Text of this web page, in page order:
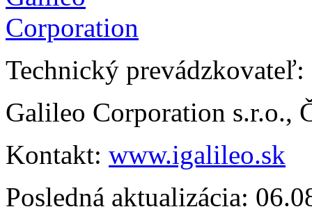
Technický prevádzkovateľ:
Galileo Corporation s.r.o.,
Kontakt: www.igalileo.sk
Posledná aktualizácia: